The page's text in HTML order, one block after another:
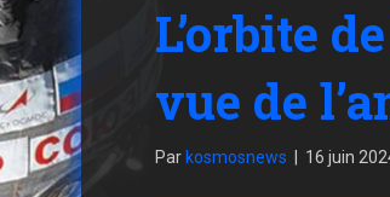
L’orbite
vue de
Par kosmosnews 16 juin